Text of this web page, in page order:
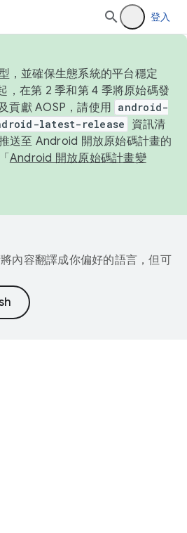
登入
，並確保生態系統的平台穩定
，在第 2 季和第 4 季將原始碼發
貢獻 AOSP，請使用 android-
latest-release
資訊清
送至 Android 開放原始碼計畫的
Android 開放原始碼計畫變
內容翻譯成你偏好的語言，但可